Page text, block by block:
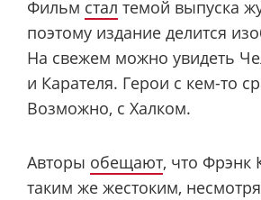
Фильм стал темой выпуска
поэтому издание делится
На свежем можно увидеть
и Карателя. Герои с кем-то
Возможно, с Халком.
Авторы обещают, что Фрэнк
таким же жестоким,